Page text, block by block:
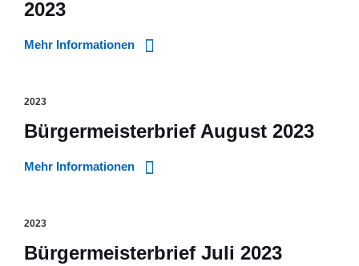
2023
Mehr Informationen
2023
Bürgermeisterbrief August 2023
Mehr Informationen
2023
Bürgermeisterbrief Juli 2023